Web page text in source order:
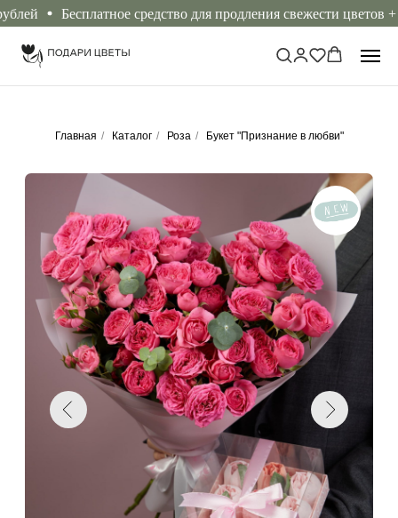
Бесплатное средство для продления свежести цветов +
Главная / Каталог / Роза / Букет "Признание в любви"
София"Букет «Вау —